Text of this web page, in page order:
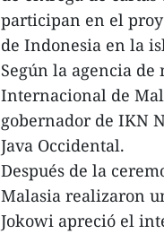
participan en el
de Indonesia en la
Según la agencia
Internacional de
gobernador de IKN
Java Occidental.
Después de la
Malasia realizaron
Jokowi apreció el